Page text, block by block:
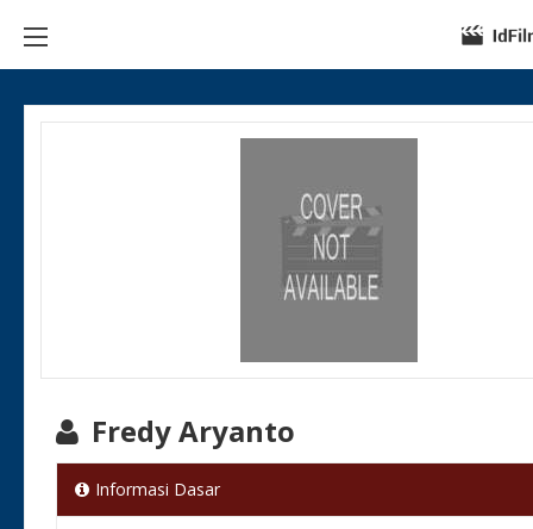
Fredy Aryanto
Informasi Dasar